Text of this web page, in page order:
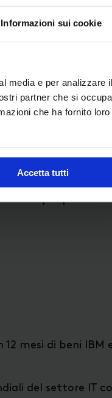
Informazioni sui cookie
media e per analizzare il
partner che si
che ha fornito loro
Accetta tutti
di proporre
mesi di beni IBM
del settore IT